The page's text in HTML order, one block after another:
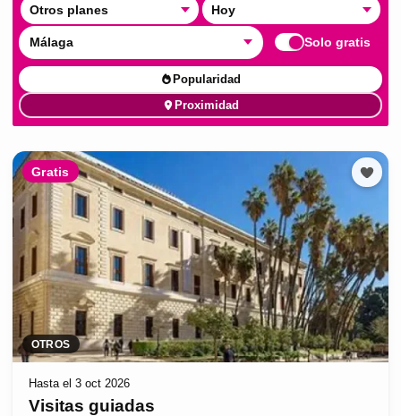
Otros planes Hoy
Málaga Solo gratis
Popularidad
Proximidad
Gratis
OTROS
Hasta el 3 oct 2026
Visitas guiadas